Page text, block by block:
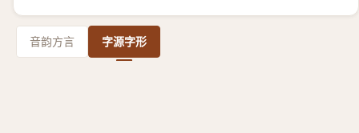
音韵方言 字源字形